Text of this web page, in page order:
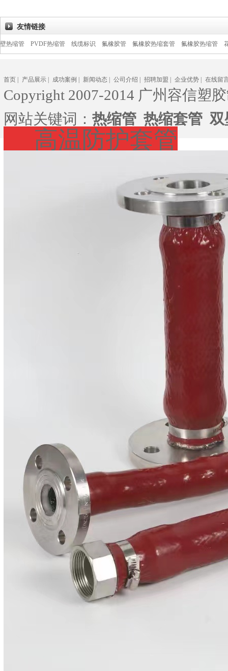
友情链接
热缩管 线缆标识 氟橡胶管 氟橡胶热缩套管 氟橡胶热缩管 花纹热缩管
首页 产品展示 成功案例 新闻动态 公司介绍 招聘加盟 企业优势 在线留
Copyright 2007-2014 广州容信塑
网站关键词： 热缩管 热缩套管 双
高温防护套管